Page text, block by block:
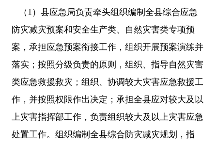
（1）县应急局负责牵头组织编制全县综合应急
防灾减灾预案和安全生产类、自然灾害类专项预
案，承担应急预案衔接工作，组织开展预案演练并
落实；按照分级负责的原则，组织、指导自然灾害
类应急救援救灾；组织、协调较大灾害应急救援工
作，并按照权限作出决定；承担全县应对较大及以
上灾害指挥部工作，负责组织较大及以上灾害应急
处置工作。组织编制全县综合防灾减灾规划，指